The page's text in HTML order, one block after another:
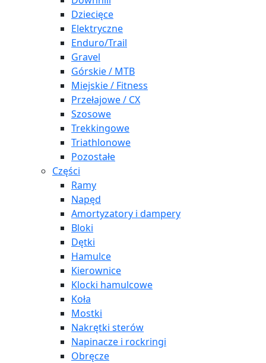
Dziecięce
Elektryczne
Enduro/Trail
Gravel
Górskie / MTB
Miejskie / Fitness
Przełajowe / CX
Szosowe
Trekkingowe
Triathlonowe
Pozostałe
Części
Ramy
Napęd
Amortyzatory i dampery
Bloki
Dętki
Hamulce
Kierownice
Klocki hamulcowe
Koła
Mostki
Nakrętki sterów
Napinacze i rockringi
Obręcze